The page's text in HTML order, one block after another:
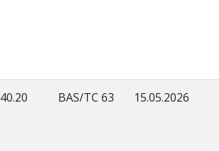
40.20 BAS/TC 63 15.05.2026